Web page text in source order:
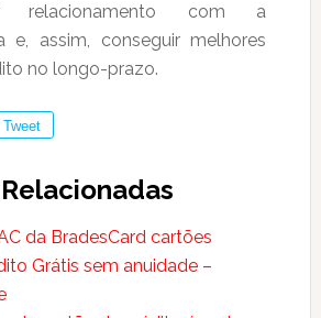
relacionamento com a
e, assim, conseguir melhores
no longo-prazo.
Tweet
da BradesCard cartões
Grátis sem anuidade –